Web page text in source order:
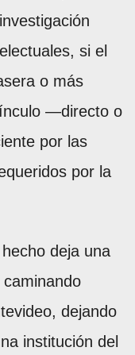
si el
o más
—directo o
por las
por la
deja una
dejando
institución del